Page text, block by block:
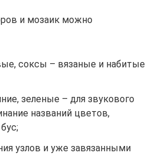
и мозаик можно
соксы – вязаные и набитые
зеленые – для звукового
названий цветов,
узлов и уже завязанными